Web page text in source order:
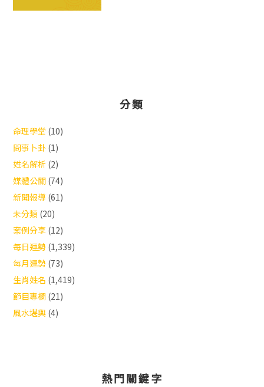
分類
命理學堂 (10)
問事卜卦 (1)
姓名解析 (2)
媒體公關 (74)
新聞報導 (61)
未分類 (20)
案例分享 (12)
每日運勢 (1,339)
每月運勢 (73)
生肖姓名 (1,419)
節目專欄 (21)
風水堪輿 (4)
熱門關鍵字